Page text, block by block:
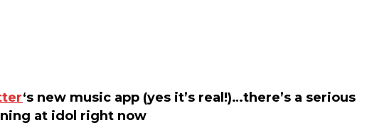
‘s new music app (yes it’s real!)…there’s a serious
at idol right now